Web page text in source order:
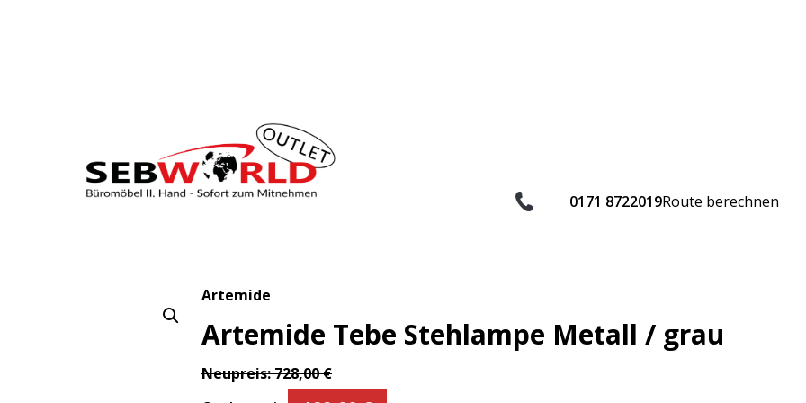
0171 8722019Route berechnen
Artemide
Artemide Tebe Stehlampe Metall / grau
Neupreis:728,00€